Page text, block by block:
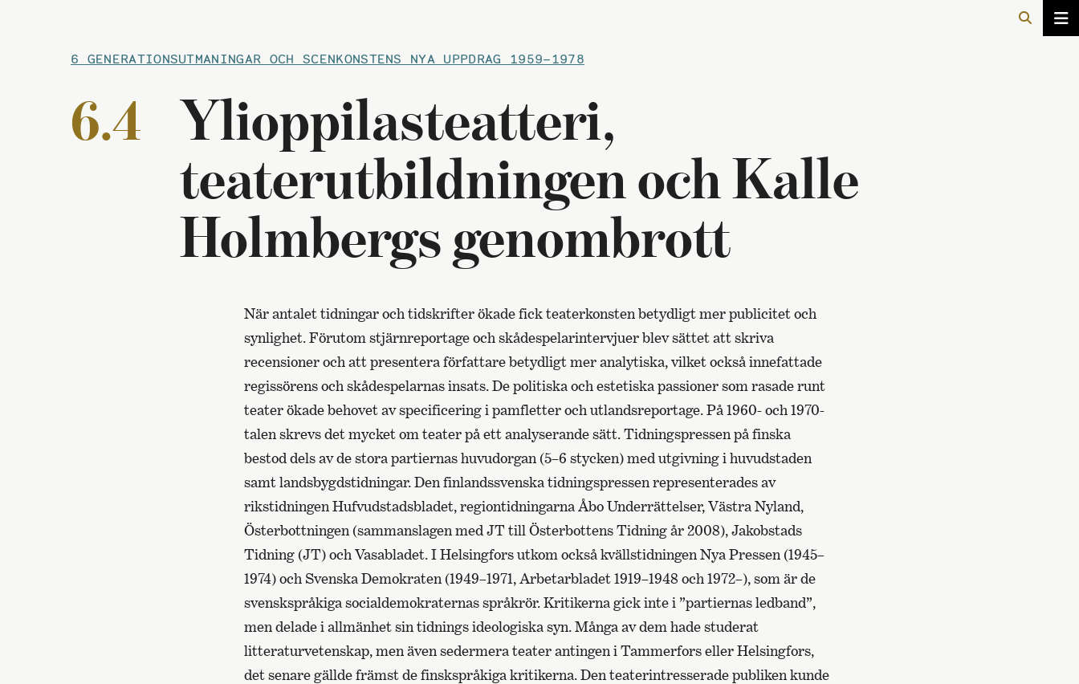
6 GENERATIONSUTMANINGAR OCH SCENKONSTENS NYA UPPDRAG 1959–1978
6.4
Ylioppilasteatteri,
teaterutbildningen och Kalle
Holmbergs genombrott
När antalet tidningar och tidskrifter ökade fick teaterkonsten betydligt mer publicitet och
synlighet. Förutom stjärnreportage och skådespelarintervjuer blev sättet att skriva
recensioner och att presentera författare betydligt mer analytiska, vilket också innefattade
regissörens och skådespelarnas insats. De politiska och estetiska passioner som rasade runt
teater ökade behovet av specificering i pamfletter och utlandsreportage. På 1960- och 1970-
talen skrevs det mycket om teater på ett analyserande sätt. Tidningspressen på finska
bestod dels av de stora partiernas huvudorgan (5–6 stycken) med utgivning i huvudstaden
samt landsbygdstidningar. Den finlandssvenska tidningspressen representerades av
rikstidningen Hufvudstadsbladet, regiontidningarna Åbo Underrättelser, Västra Nyland,
Österbottningen (sammanslagen med JT till Österbottens Tidning år 2008), Jakobstads
Tidning (JT) och Vasabladet. I Helsingfors utkom också kvällstidningen Nya Pressen (1945–
1974) och Svenska Demokraten (1949–1971, Arbetarbladet 1919–1948 och 1972–), som är de
svenskspråkiga socialdemokraternas språkrör. Kritikerna gick inte i ”partiernas ledband”,
men delade i allmänhet sin tidnings ideologiska syn. Många av dem hade studerat
litteraturvetenskap, men även sedermera teater antingen i Tammerfors eller Helsingfors,
det senare gällde främst de finskspråkiga kritikerna. Den teaterintresserade publiken kunde